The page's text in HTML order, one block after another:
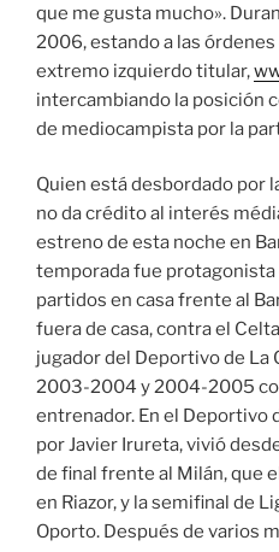
que me gusta mucho».
2006, estando a las
extremo izquierdo titular,
intercambiando la posición
de mediocampista por la
Quien está desbordado por
no da crédito al interés
estreno de esta noche en
temporada fue
partidos en casa frente al
fuera de casa, contra el
jugador del Deportivo de La
2003-2004 y 2004-2005
entrenador. En el Deportivo
por Javier Irureta, vivió
de final frente al Milán, que
en Riazor, y la semifinal de
Oporto. Después de varios